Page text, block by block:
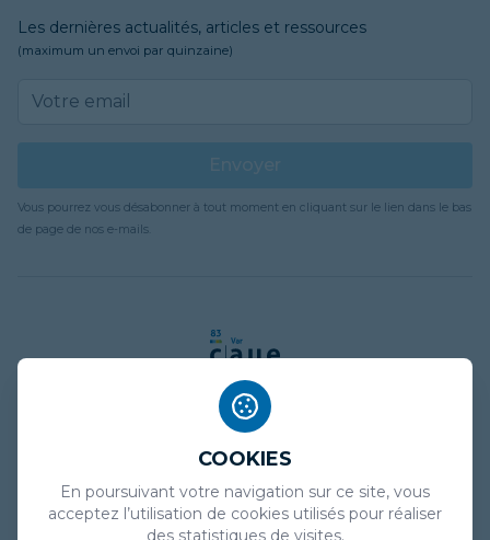
Les dernières actualités, articles et ressources
(maximum un envoi par quinzaine)
Vous pourrez vous désabonner à tout moment en cliquant sur le lien dans le bas
de page de nos e-mails.
Politique de confidentialité
COOKIES
En poursuivant votre navigation sur ce site, vous
acceptez l’utilisation de cookies utilisés pour réaliser
des statistiques de visites.